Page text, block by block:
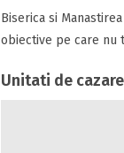
Biserica si
obiective pe care nu
Unitati de